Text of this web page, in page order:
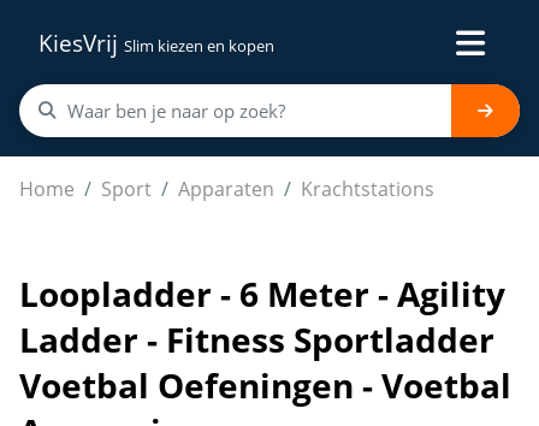
KiesVrij Slim kiezen en kopen
Home Sport Apparaten Krachtstations
Loopladder - 6 Meter - Agility Ladder - Fitness
Loopladder - 6 Meter - Agility
Ladder - Fitness Sportladder
Voetbal Oefeningen - Voetbal